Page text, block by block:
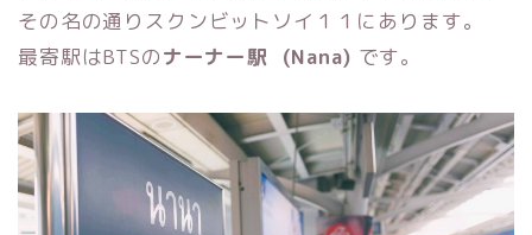
その名の通りスクンビットソイ１１にあります。
最寄駅はBTSのナーナー駅 (Nana) です。